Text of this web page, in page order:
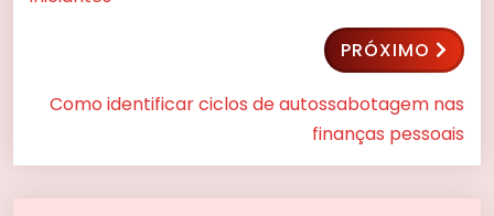
PRÓXIMO
Como identificar ciclos de autossabotagem nas
finanças pessoais